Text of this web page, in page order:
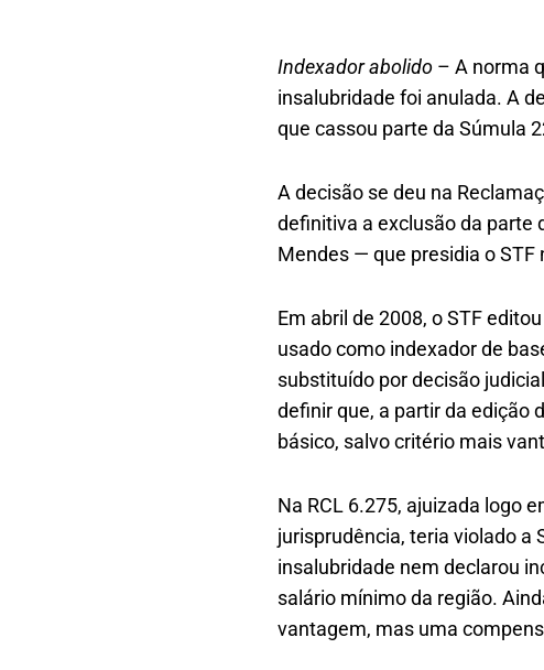
Indexador abolido – A norma
insalubridade foi anulada. A
que cassou parte da Súmula
A decisão se deu na
definitiva a exclusão da parte
Mendes — que presidia o
Em abril de 2008, o STF
usado como indexador de
substituído por decisão
definir que, a partir da edição
básico, salvo critério mais
Na RCL 6.275, ajuizada logo
jurisprudência, teria violado a
insalubridade nem declarou
salário mínimo da região.
vantagem, mas uma